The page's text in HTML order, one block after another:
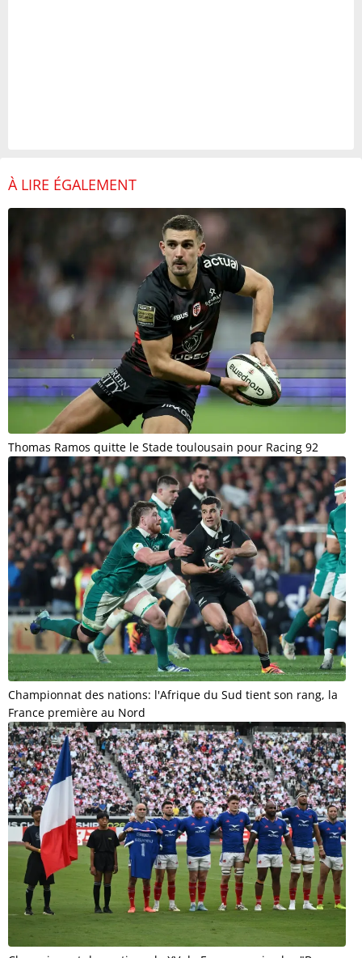
À LIRE ÉGALEMENT
Thomas Ramos quitte le Stade toulousain pour Racing 92
Championnat des nations: l'Afrique du Sud tient son rang, la
France première au Nord